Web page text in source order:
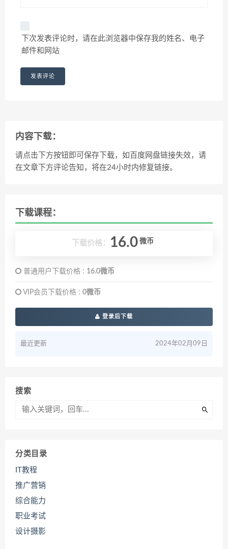
下次发表评论时，请在此浏览器中保存我的姓名、电子
邮件和网站
内容下载：
请点击下方按钮即可保存下载，如百度网盘链接失效，请
在文章下方评论告知，将在24小时内修复链接。
下载课程：
下载价格： 16.0 微币
普通用户下载价格 : 16.0微币
VIP会员下载价格 : 0微币
登录后下载
最近更新 2024年02月09日
搜索
分类目录
IT教程
推广营销
综合能力
职业考试
设计摄影